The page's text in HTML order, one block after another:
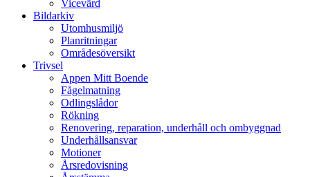
Vicevärd
Bildarkiv
Utomhusmiljö
Planritningar
Områdesöversikt
Trivsel
Appen Mitt Boende
Fågelmatning
Odlingslådor
Rökning
Renovering, reparation, underhåll och ombyggnad
Underhållsansvar
Motioner
Årsredovisning